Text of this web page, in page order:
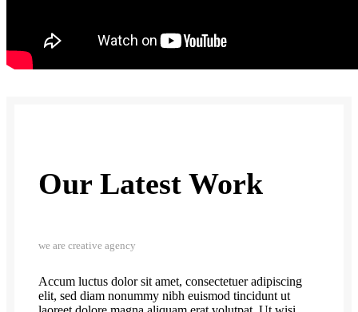
Our Latest Work
we are creative agency
Accum luctus dolor sit amet, consectetuer adipiscing
elit, sed diam nonummy nibh euismod tincidunt ut